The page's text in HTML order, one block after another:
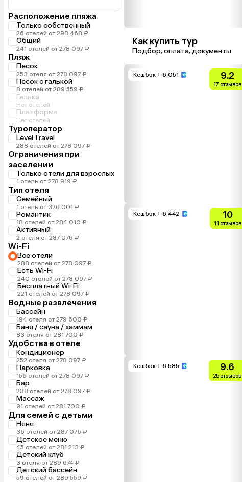
Расположение пляжа
Только собственный
26 отелей от 298 468 ₽
Общий
241 отелей от 278 097 ₽
Пляж
Песок
253 отеля от 278 097 ₽
Песок с галькой
8 отелей от 289 559 ₽
Галька
Нет отелей
Платформа
Нет отелей
Туроператор
Level.Travel
288 отелей от 278 097 ₽
Ограничения при
заселении
Только отели для взрослых
1 отель от 278 919 ₽
Тип отеля
Семейный
1 отель от 326 001 ₽
Романтик
18 отелей от 284 010 ₽
Активный
2 отеля от 287 076 ₽
Wi-Fi
Все отели
288 отелей от 278 097 ₽
Есть Wi-Fi
240 отелей от 278 097 ₽
Бесплатный Wi-Fi
221 отелей от 278 097 ₽
Водные развлечения
Бассейн
194 отеля от 279 600 ₽
Баня / сауна / хаммам
83 отеля от 281 700 ₽
Удобства в отеле
Кондиционер
252 отеля от 278 097 ₽
Парковка
156 отелей от 278 097 ₽
Бар
238 отелей от 278 097 ₽
Массаж
91 отелей от 281 700 ₽
Для семей с детьми
Няня
36 отелей от 287 076 ₽
Детское меню
45 отелей от 281 213 ₽
Детский клуб
3 отеля от 289 674 ₽
Детский бассейн
59 отелей от 289 559 ₽
Как купить тур
Подбор, оплата, документы
Кешбэк + 6 051 9.2
17 отзывов
Кешбэк + 6 442 10
11 отзывов
Кешбэк + 6 585 9.6
25 отзывов